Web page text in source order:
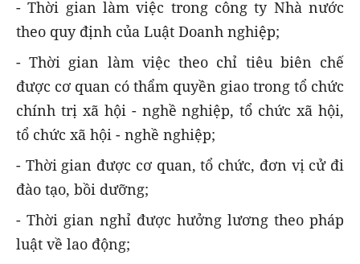
- Thời gian làm việc trong công ty Nhà nước
theo quy định của Luật Doanh nghiệp;
- Thời gian làm việc theo chỉ tiêu biên chế
được cơ quan có thẩm quyền giao trong tổ chức
chính trị xã hội - nghề nghiệp, tổ chức xã hội,
tổ chức xã hội - nghề nghiệp;
- Thời gian được cơ quan, tổ chức, đơn vị cử đi
đào tạo, bồi dưỡng;
- Thời gian nghỉ được hưởng lương theo pháp
luật về lao động;